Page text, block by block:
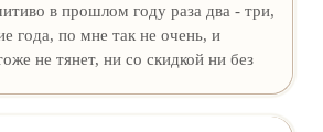
в прошлом году раза два - три,
года, по мне так не очень, и
не тянет, ни со скидкой ни без